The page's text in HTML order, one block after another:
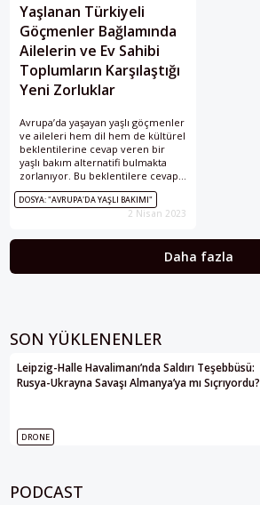
Yaşlanan Türkiyeli
Göçmenler Bağlamında
Ailelerin ve Ev Sahibi
Toplumların Karşılaştığı
Yeni Zorluklar
Avrupa’da yaşayan yaşlı göçmenler
ve aileleri hem dil hem de kültürel
beklentilerine cevap veren bir
yaşlı bakım alternatifi bulmakta
zorlanıyor. Bu beklentilere cevap
verebilmek için sistemde yenilikçi
çözümlere ihtiyaç var.
DOSYA: "AVRUPA'DA YAŞLI BAKIMI"
2 Nisan 2023
Daha fazla
SON YÜKLENENLER
Leipzig-Halle Havalimanı’nda Saldırı Teşebbüsü:
Rusya-Ukrayna Savaşı Almanya’ya mı Sıçrıyordu?
DRONE
PODCAST